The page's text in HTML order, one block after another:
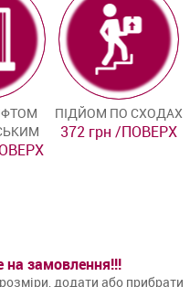
ПІДЙОМ ПО СХОДАХ
372 грн /ПОВЕРХ
замовлення!!!
додати або прибрати